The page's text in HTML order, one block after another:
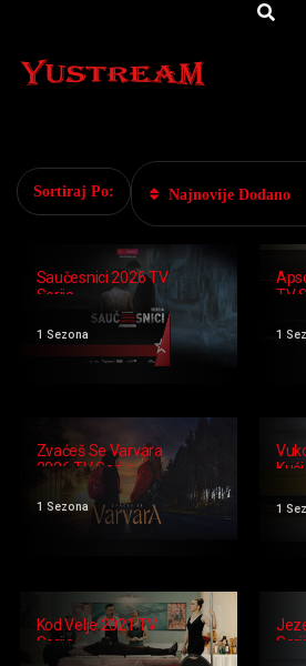
Sortiraj Po: Najnovije Dodano
Saučesnici 2026 TV
Serija
1 Sezona
TV
1
Zvaćeš Se Varvara
2026 TV Serija
1 Sezona 1
Kod Velje 2021 TV
Serija